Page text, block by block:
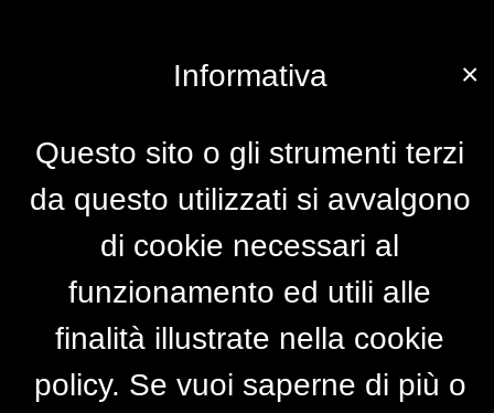
×
Informativa
Questo sito o gli strumenti terzi
da questo utilizzati si avvalgono
di cookie necessari al
funzionamento ed utili alle
finalità illustrate nella cookie
policy. Se vuoi saperne di più o